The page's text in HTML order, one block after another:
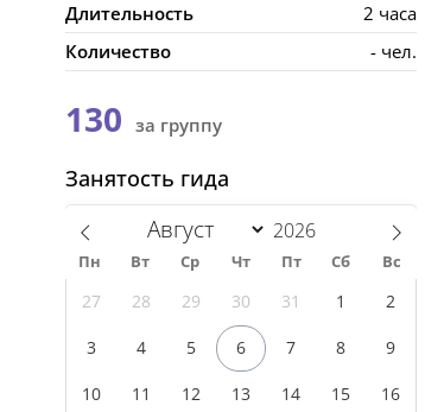
Длительность
2 часа
Количество
- чел.
130 за группу
Занятость гида
Пн Вт Ср Чт Пт Сб Вс
27 28 29 30 31 1 2
3 4 5 6 7 8 9
10 11 12 13 14 15 16